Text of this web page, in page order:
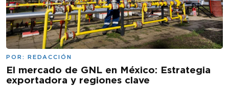
POR: REDACCIÓN
El mercado de GNL en México: Estrategia
exportadora y regiones clave